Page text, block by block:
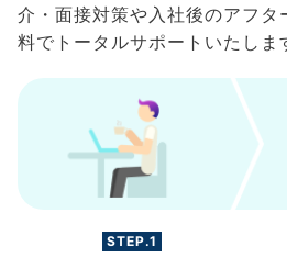
介・面接対策や入社後のアフタ
料でトータルサポートいたしま
STEP.1